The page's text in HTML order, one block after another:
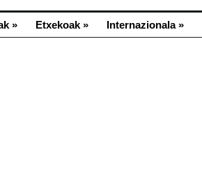
» Etxekoak » Internazionala»